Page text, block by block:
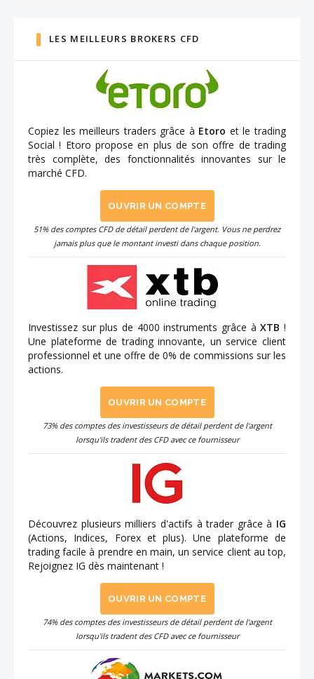
LES MEILLEURS BROKERS CFD
Copiez les meilleurs traders grâce à Etoro et le trading
Social ! Etoro propose en plus de son offre de trading
très complète, des fonctionnalités innovantes sur le
marché CFD.
OUVRIR UN COMPTE
51% des comptes CFD de détail perdent de l'argent. Vous ne perdrez
jamais plus que le montant investi dans chaque position.
Investissez sur plus de 4000 instruments grâce àXTB !
Une plateforme de trading innovante, un service client
professionnel et une offre de 0% de commissions sur les
actions.
OUVRIR UN COMPTE
73% des comptes des investisseurs de détail perdent de l'argent
lorsqu'ils tradent des CFD avec ce fournisseur
Découvrez plusieurs milliers d'actifs à trader grâce à IG
(Actions, Indices, Forex et plus). Une plateforme de
trading facile à prendre en main, un service client au top,
Rejoignez IG dès maintenant !
OUVRIR UN COMPTE
74% des comptes des investisseurs de détail perdent de l'argent
lorsqu'ils tradent des CFD avec ce fournisseur